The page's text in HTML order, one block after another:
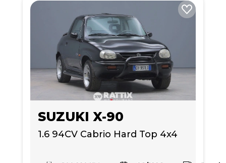
SUZUKI X-90
1.6 94CV Cabrio Hard Top 4x4